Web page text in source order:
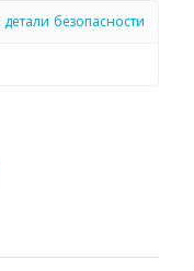
детали безопасности